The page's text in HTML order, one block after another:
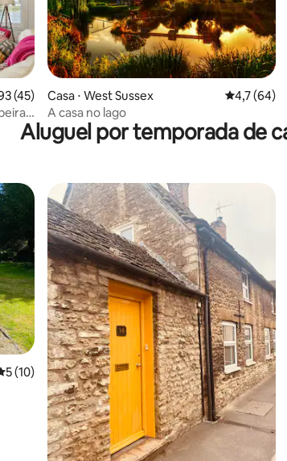
de uma avaliação média de 5, 45 avaliações
(45)
Casa ⋅ West Sussex 4,7 de
4,7 (64)
A casa no lago
Aluguel por temporada de
de uma avaliação média de 5, 10 avaliações
5 (10)